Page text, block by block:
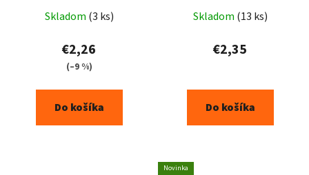
Skladom (3 ks)
€2,26
(–9 %)
Do košíka
Skladom (13 ks)
€2,35
Do košíka
Novinka